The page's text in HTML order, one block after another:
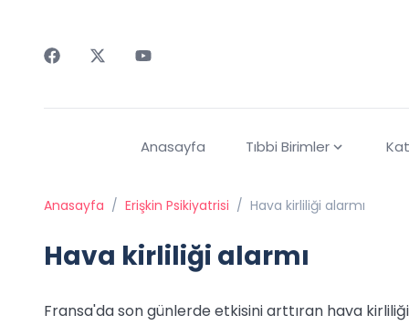
Anasayfa Tıbbi Birimler
Anasayfa / Erişkin Psikiyatrisi / Hava kirliliği alarmı
Hava kirliliği alarmı
Fransa'da son günlerde etkisini arttıran hava